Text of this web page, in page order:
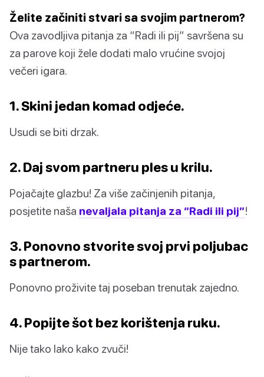
Želite začiniti stvari sa svojim partnerom?
Ova zavodljiva pitanja za “Radi ili pij” savršena su
za parove koji žele dodati malo vrućine svojoj
večeri igara.
1. Skini jedan komad odjeće.
Usudi se biti drzak.
2. Daj svom partneru ples u krilu.
Pojačajte glazbu! Za više začinjenih pitanja,
posjetite naša nevaljala pitanja za “Radi ili pij”!
3. Ponovno stvorite svoj prvi poljubac
s partnerom.
Ponovno proživite taj poseban trenutak zajedno.
4. Popijte šot bez korištenja ruku.
Nije tako lako kako zvuči!